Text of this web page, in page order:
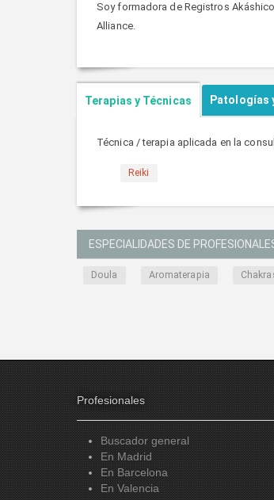
Soy formadora de Registros
Alliance.
Terapias y Técnicas Patologías
Técnica / terapia aplicada en la
Reiki
ESPECIALIDADES DE
Doula Aromaterapia
Profesionales
Buscador general
En Madrid
En Barcelona
En Valencia